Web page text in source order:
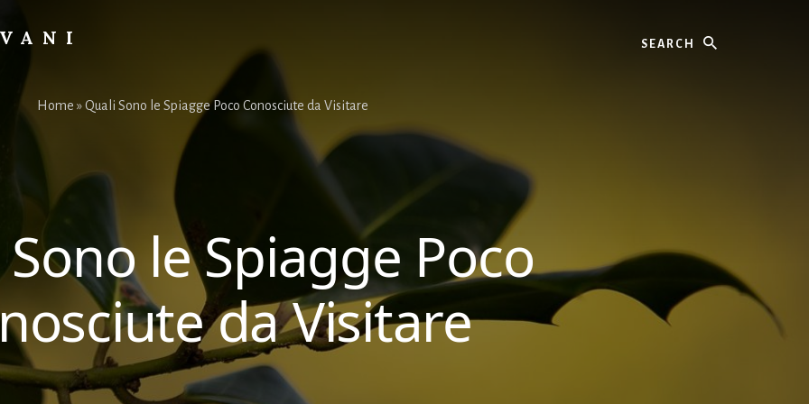
Home »Quali Sono le Spiagge Poco Conosciute da Visitare
le Spiagge Poco
da Visitare